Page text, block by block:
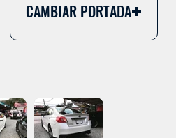
CAMBIAR PORTADA